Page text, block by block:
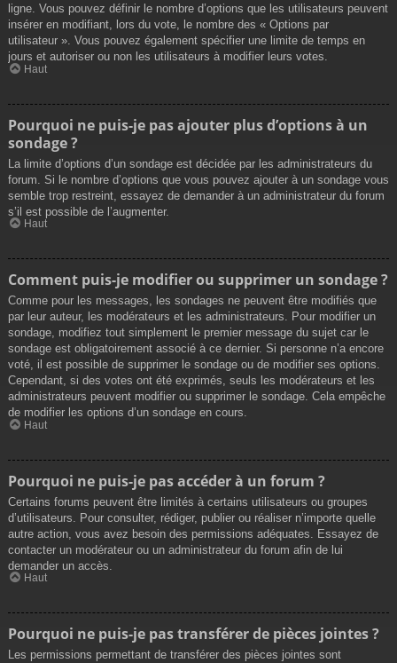
ligne. Vous pouvez définir le nombre d’options que les utilisateurs peuvent
insérer en modifiant, lors du vote, le nombre des « Options par
utilisateur ». Vous pouvez également spécifier une limite de temps en
jours et autoriser ou non les utilisateurs à modifier leurs votes.
Haut
Pourquoi ne puis-je pas ajouter plus d’options à un
sondage ?
La limite d’options d’un sondage est décidée par les administrateurs du
forum. Si le nombre d’options que vous pouvez ajouter à un sondage vous
semble trop restreint, essayez de demander à un administrateur du forum
s’il est possible de l’augmenter.
Haut
Comment puis-je modifier ou supprimer un sondage ?
Comme pour les messages, les sondages ne peuvent être modifiés que
par leur auteur, les modérateurs et les administrateurs. Pour modifier un
sondage, modifiez tout simplement le premier message du sujet car le
sondage est obligatoirement associé à ce dernier. Si personne n’a encore
voté, il est possible de supprimer le sondage ou de modifier ses options.
Cependant, si des votes ont été exprimés, seuls les modérateurs et les
administrateurs peuvent modifier ou supprimer le sondage. Cela empêche
de modifier les options d’un sondage en cours.
Haut
Pourquoi ne puis-je pas accéder à un forum ?
Certains forums peuvent être limités à certains utilisateurs ou groupes
d’utilisateurs. Pour consulter, rédiger, publier ou réaliser n’importe quelle
autre action, vous avez besoin des permissions adéquates. Essayez de
contacter un modérateur ou un administrateur du forum afin de lui
demander un accès.
Haut
Pourquoi ne puis-je pas transférer de pièces jointes ?
Les permissions permettant de transférer des pièces jointes sont